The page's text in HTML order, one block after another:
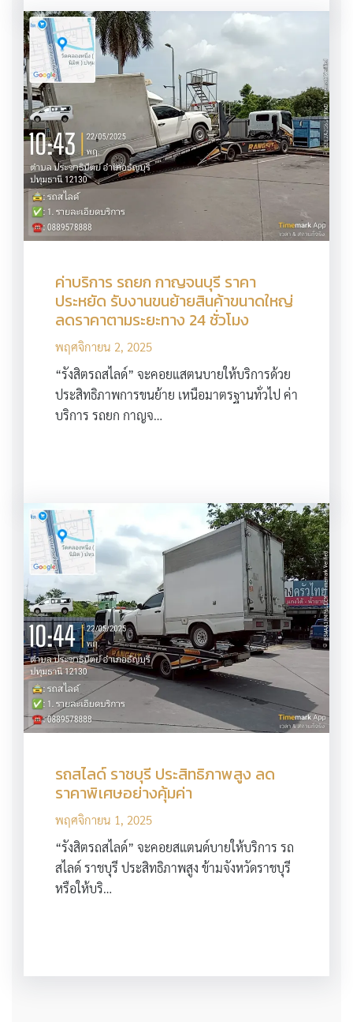
ค่าบริการ รถยก กาญจนบุรี ราคา
ประหยัด รับงานขนย้ายสินค้าขนาดใหญ่
ลดราคาตามระยะทาง 24 ชั่วโมง
พฤศจิกายน 2, 2025
“รังสิตรถสไลด์” จะคอยแสตนบายให้บริการด้วย
ประสิทธิภาพการขนย้าย เหนือมาตรฐานทั่วไป ค่า
บริการ รถยก กาญจ…
รถสไลด์ ราชบุรี ประสิทธิภาพสูง ลด
ราคาพิเศษอย่างคุ้มค่า
พฤศจิกายน 1, 2025
“รังสิตรถสไลด์” จะคอยสแตนด์บายให้บริการ รถ
สไลด์ ราชบุรี ประสิทธิภาพสูง ข้ามจังหวัดราชบุรี
หรือให้บริ…